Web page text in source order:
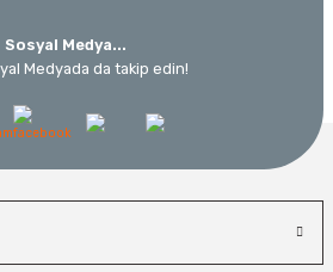
Sosyal Medya...
Medyada da takip edin!